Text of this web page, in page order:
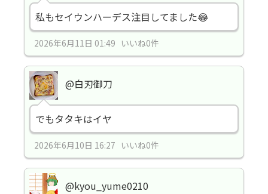
私もセイウンハーデス注目してました😂
2026年6月11日 01:49 いいね0件
@白刃御刀
でもタタキはイヤ
2026年6月10日 16:27 いいね0件
@kyou_yume0210